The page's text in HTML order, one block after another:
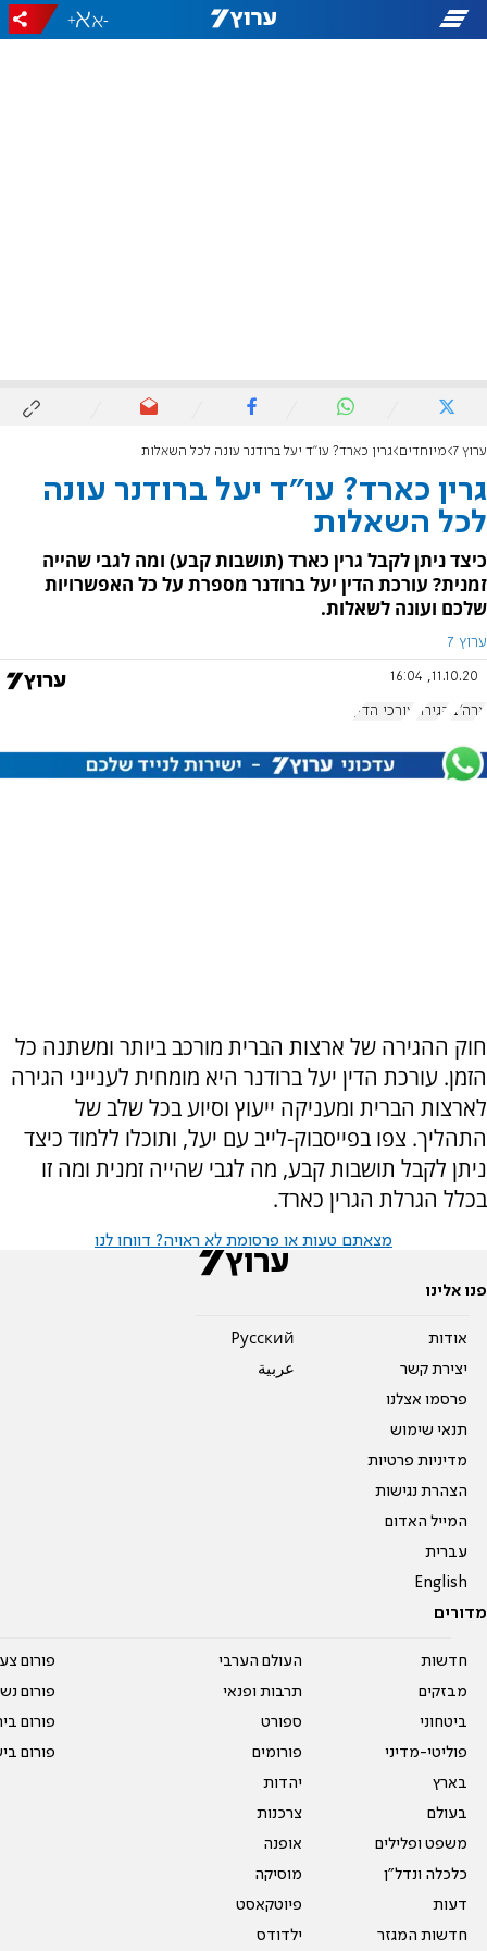
-
+
ערוץ 7 מיוחדים גרין כארד? עו"ד יעל ברודנר עונה לכל השאלות
גרין כארד? עו"ד יעל ברודנר עונה
לכל השאלות
כיצד ניתן לקבל גרין כארד (תושבות קבע) ומה לגבי שהייה
זמנית? עורכת הדין יעל ברודנר מספרת על כל האפשרויות
שלכם ועונה לשאלות.
ערוץ 7
11.10.20, 16:04
ארה"ב הגירה עורכי הדין
חוק ההגירה של ארצות הברית מורכב ביותר ומשתנה כל
הזמן. עורכת הדין יעל ברודנר היא מומחית לענייני הגירה
לארצות הברית ומעניקה ייעוץ וסיוע בכל שלב של
התהליך. צפו בפייסבוק-לייב עם יעל, ותוכלו ללמוד כיצד
ניתן לקבל תושבות קבע, מה לגבי שהייה זמנית ומה זו
בכלל הגרלת הגרין כארד.
מצאתם טעות או פרסומת לא ראויה? דווחו לנו
פנו אלינו
אודות
יצירת קשר
פרסמו אצלנו
תנאי שימוש
מדיניות פרטיות
הצהרת נגישות
המייל האדום
עברית
English
Pусский
عربية
מדורים
חדשות
מבזקים
ביטחוני
פוליטי-מדיני
בארץ
בעולם
משפט ופלילים
כלכלה ונדל"ן
דעות
חדשות המגזר
העולם הערבי
תרבות ופנאי
ספורט
פורומים
יהדות
צרכנות
אופנה
מוסיקה
פיוטקאסט
ילדודס
פורום
פורום
פורום
פורום